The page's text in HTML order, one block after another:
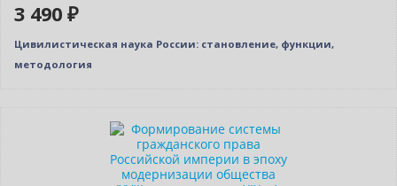
3 490 ₽
Цивилистическая наука России: становление, функции,
методология